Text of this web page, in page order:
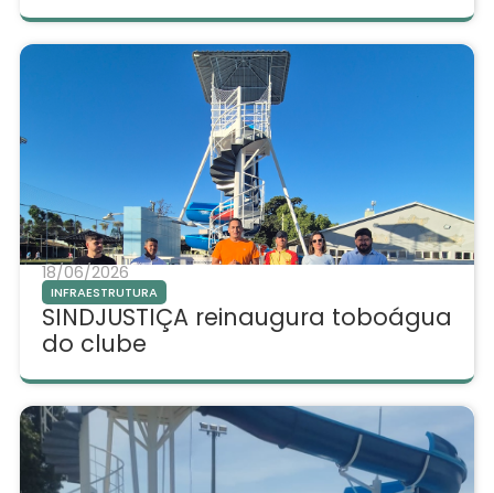
18/06/2026
INFRAESTRUTURA
SINDJUSTIÇA reinaugura toboágua
do clube